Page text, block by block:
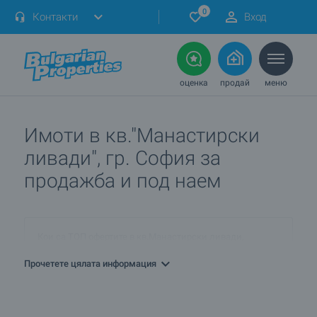
Контакти 0 Вход
оценка продай меню
Имоти в кв."Манастирски
ливади", гр. София за
продажба и под наем
Прочетете цялата информация